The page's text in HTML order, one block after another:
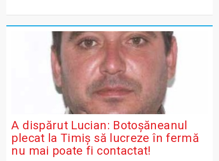
A dispărut Lucian: Botoșăneanul
plecat la Timiș să lucreze în fermă
nu mai poate fi contactat!